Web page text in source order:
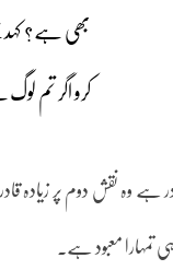
بھی ہے؟
کرو اگر تم
ہے وہ نقش دوم پر زیادہ
معبود ہے۔